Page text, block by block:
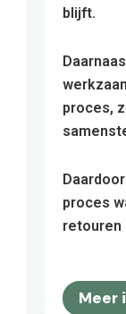
blijft.
proces,
proces
retouren
Meer